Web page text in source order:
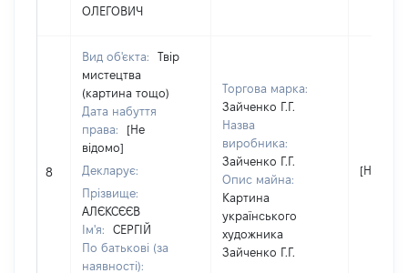
ОЛЕГОВИЧ
8
Вид об'єкта:
Твір
мистецтва
(картина тощо)
Дата набуття
права:
[Не
відомо]
Декларує:
Прізвище:
АЛЄКСЄЄВ
Ім'я:
СЕРГІЙ
По батькові (за
наявності):
Торгова марка:
Зайченко Г.Г.
Назва
виробника:
Зайченко Г.Г.
Опис майна:
Картина
українського
художника
Зайченко Г.Г.
[Не